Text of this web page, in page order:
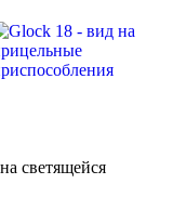
светящейся